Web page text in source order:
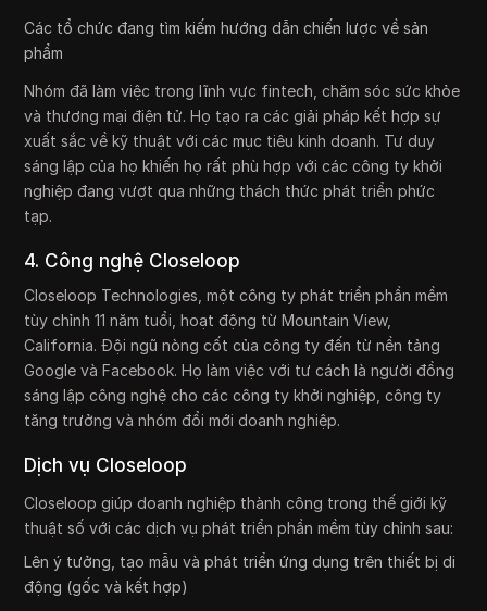
Các tổ chức đang tìm kiếm hướng dẫn chiến lược về sản
phẩm
Nhóm đã làm việc trong lĩnh vực fintech, chăm sóc sức khỏe
và thương mại điện tử. Họ tạo ra các giải pháp kết hợp sự
xuất sắc về kỹ thuật với các mục tiêu kinh doanh. Tư duy
sáng lập của họ khiến họ rất phù hợp với các công ty khởi
nghiệp đang vượt qua những thách thức phát triển phức
tạp.
4. Công nghệ Closeloop
Closeloop Technologies, một công ty phát triển phần mềm
tùy chỉnh 11 năm tuổi, hoạt động từ Mountain View,
California. Đội ngũ nòng cốt của công ty đến từ nền tảng
Google và Facebook. Họ làm việc với tư cách là người đồng
sáng lập công nghệ cho các công ty khởi nghiệp, công ty
tăng trưởng và nhóm đổi mới doanh nghiệp.
Dịch vụ Closeloop
Closeloop giúp doanh nghiệp thành công trong thế giới kỹ
thuật số với các dịch vụ phát triển phần mềm tùy chỉnh sau:
Lên ý tưởng, tạo mẫu và phát triển ứng dụng trên thiết bị di
động (gốc và kết hợp)